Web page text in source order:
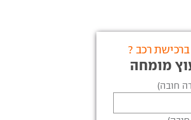
ברכישת רכב ?
מומחה
חובה)